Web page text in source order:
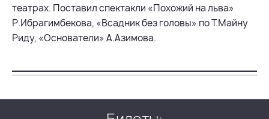
театрах. Поставил спектакли «Похожий на льва»
Р.Ибрагимбекова, «Всадник без головы» по Т.Майну
Риду, «Основатели» А.Азимова.